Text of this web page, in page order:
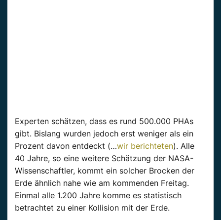
Experten schätzen, dass es rund 500.000 PHAs
gibt. Bislang wurden jedoch erst weniger als ein
Prozent davon entdeckt (…wir berichteten). Alle
40 Jahre, so eine weitere Schätzung der NASA-
Wissenschaftler, kommt ein solcher Brocken der
Erde ähnlich nahe wie am kommenden Freitag.
Einmal alle 1.200 Jahre komme es statistisch
betrachtet zu einer Kollision mit der Erde.